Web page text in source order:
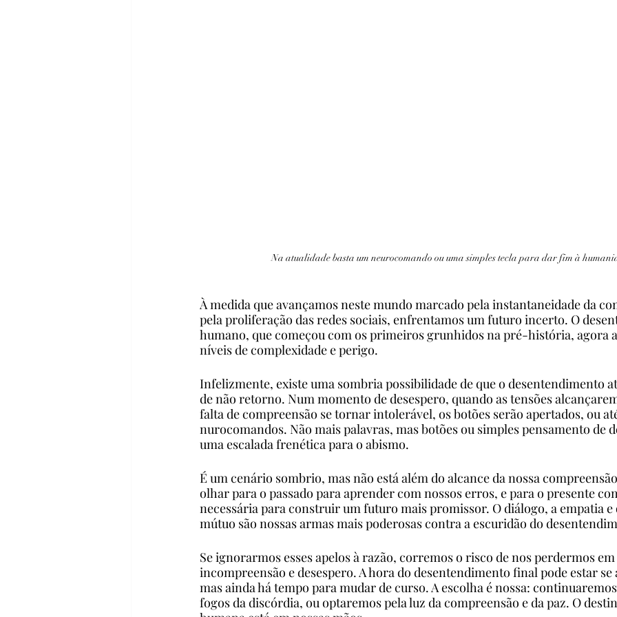
Na atualidade basta um neurocomando ou uma simples tecla para dar fim à
À medida que avançamos neste mundo marcado pela instantaneidade da
pela proliferação das redes sociais, enfrentamos um futuro incerto. O
humano, que começou com os primeiros grunhidos na pré-história, agora
níveis de complexidade e perigo.
Infelizmente, existe uma sombria possibilidade de que o desentendimento
de não retorno. Num momento de desespero, quando as tensões
falta de compreensão se tornar intolerável, os botões serão apertados, ou
nurocomandos. Não mais palavras, mas botões ou simples pensamento de
uma escalada frenética para o abismo.
É um cenário sombrio, mas não está além do alcance da nossa
olhar para o passado para aprender com nossos erros, e para o presente
necessária para construir um futuro mais promissor. O diálogo, a empatia
mútuo são nossas armas mais poderosas contra a escuridão do
Se ignorarmos esses apelos à razão, corremos o risco de nos perdermos
incompreensão e desespero. A hora do desentendimento final pode estar
mas ainda há tempo para mudar de curso. A escolha é nossa:
fogos da discórdia, ou optaremos pela luz da compreensão e da paz. O